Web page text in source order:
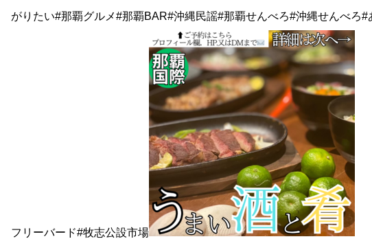
がりたい#那覇グルメ#那覇BAR#沖縄民謡#那覇せんべろ#沖縄せんべろ#
フリーバード#牧志公設市場